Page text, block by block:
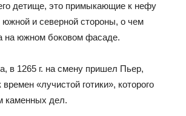
детище, это примыкающие к нефу
и северной стороны, о чем
на южном боковом фасаде.
в 1265 г. на смену пришел Пьер,
«лучистой готики», которого
каменных дел.